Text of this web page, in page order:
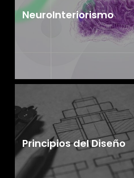
NeuroInteriorismo
Principios del Diseño